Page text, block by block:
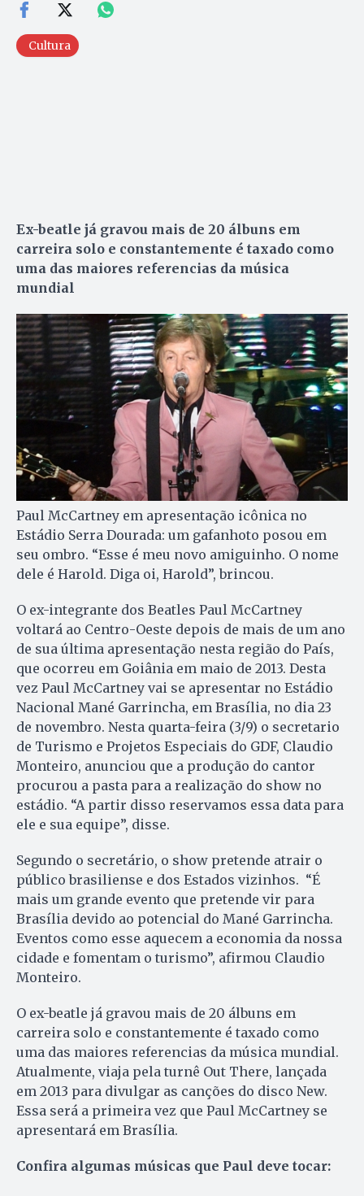
Cultura
Ex-beatle já gravou mais de 20 álbuns em
carreira solo e constantemente é taxado como
uma das maiores referencias da música
mundial
Paul McCartney em apresentação icônica no
Estádio Serra Dourada: um gafanhoto posou em
seu ombro. “Esse é meu novo amiguinho. O nome
dele é Harold. Diga oi, Harold”, brincou.
O ex-integrante dos Beatles Paul McCartney
voltará ao Centro-Oeste depois de mais de um ano
de sua última apresentação nesta região do País,
que ocorreu em Goiânia em maio de 2013. Desta
vez Paul McCartney vai se apresentar no Estádio
Nacional Mané Garrincha, em Brasília, no dia 23
de novembro. Nesta quarta-feira (3/9) o secretario
de Turismo e Projetos Especiais do GDF, Claudio
Monteiro, anunciou que a produção do cantor
procurou a pasta para a realização do show no
estádio. “A partir disso reservamos essa data para
ele e sua equipe”, disse.
Segundo o secretário, o show pretende atrair o
público brasiliense e dos Estados vizinhos. “É
mais um grande evento que pretende vir para
Brasília devido ao potencial do Mané Garrincha.
Eventos como esse aquecem a economia da nossa
cidade e fomentam o turismo”, afirmou Claudio
Monteiro.
O ex-beatle já gravou mais de 20 álbuns em
carreira solo e constantemente é taxado como
uma das maiores referencias da música mundial.
Atualmente, viaja pela turnê Out There, lançada
em 2013 para divulgar as canções do disco New.
Essa será a primeira vez que Paul McCartney se
apresentará em Brasília.
Confira algumas músicas que Paul deve tocar: